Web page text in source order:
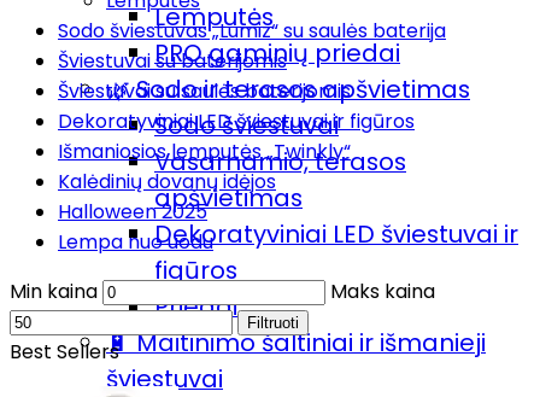
Lemputės
PRO gaminių priedai
🌿 Sodo ir terasos apšvietimas
Sodo šviestuvai
Vasarnamio, terasos
apšvietimas
Dekoratyviniai LED šviestuvai ir
figūros
Priedai
🔋 Maitinimo šaltiniai ir išmanieji
šviestuvai
Sodo šviestuvas „Lumiz“ su saulės baterija
Šviestuvai su baterijomis
Šviestuvai su saulės baterijomis
Dekoratyviniai LED šviestuvai ir figūros
Išmaniosios lemputės „Twinkly“
Kalėdinių dovanų idėjos
Halloween 2025
Lempa nuo uodu
Min kaina
Maks kaina
Filtruoti
Best Sellers